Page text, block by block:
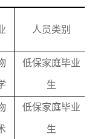
人员类别
低保家庭毕业
生
低保家庭毕业
生